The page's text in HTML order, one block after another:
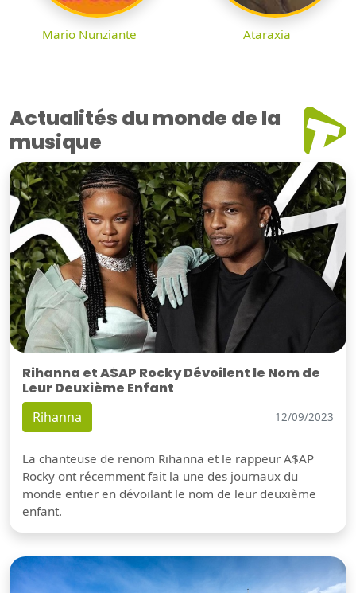
Mario Nunziante Ataraxia
Actualités du monde de la
musique
Rihanna et A$AP Rocky Dévoilent le Nom de
Leur Deuxième Enfant
Rihanna 12/09/2023
La chanteuse de renom Rihanna et le rappeur A$AP
Rocky ont récemment fait la une des journaux du
monde entier en dévoilant le nom de leur deuxième
enfant.